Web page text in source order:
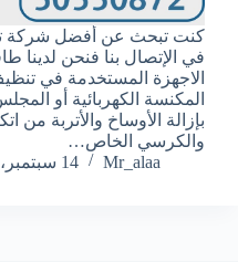
‏كنت تبحث عن أفضل شركة
في الإتصال بنا فنحن
الاجهزة المستخدمة في
المكنسة الكهربائية أو
بإزالة الأوساخ والأتربة من
والكرسي الخاص…
Mr_alaa
14 سبتمبر، 2022